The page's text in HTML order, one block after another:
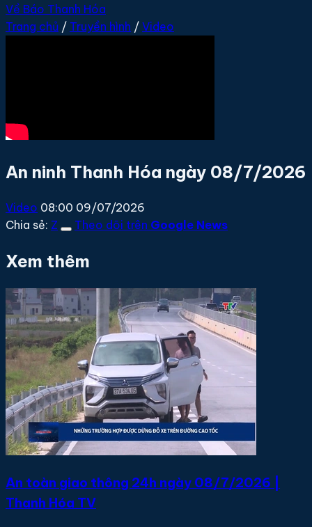
Về Báo Thanh Hóa
Trang chủ / Truyền hình / Video
An ninh Thanh Hóa ngày 08/7/2026
Video 08:00 09/07/2026
Chia sẻ: Z Theo dõi trên Google News
Xem thêm
An toàn giao thông 24h ngày 08/7/2026 |
Thanh Hóa TV